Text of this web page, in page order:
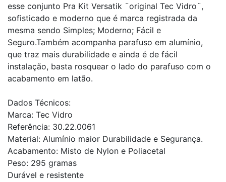
esse conjunto Pra Kit Versatik ¨original Tec Vidro¨,
sofisticado e moderno que é marca registrada da
mesma sendo Simples; Moderno; Fácil e
Seguro.Também acompanha parafuso em alumínio,
que traz mais durabilidade e ainda é de fácil
instalação, basta rosquear o lado do parafuso com o
acabamento em latão.
Dados Técnicos:
Marca: Tec Vidro
Referência: 30.22.0061
Material: Alumínio maior Durabilidade e Segurança.
Acabamento: Misto de Nylon e Poliacetal
Peso: 295 gramas
Durável e resistente